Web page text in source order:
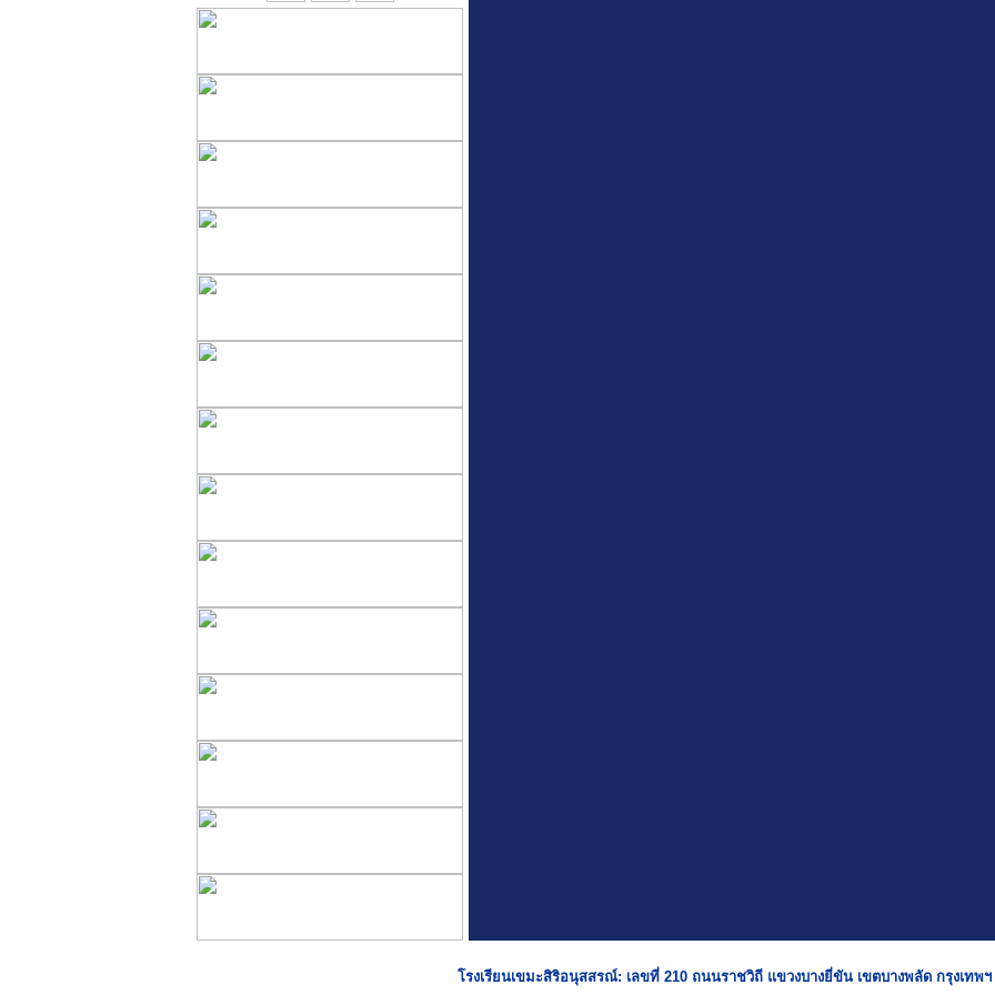
โรงเรียนเขมะสิริอนุสสรณ์: เลขที่ 210 ถนนราชวิถี แขวงบางยี่ขัน เขตบางพลัด กรุงเทพฯ